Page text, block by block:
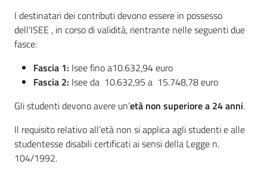
I destinatari dei contributi devono essere in possesso
dell'ISEE , in corso di validità, rientrante nelle seguenti due
fasce:
Fascia 1: Isee fino a10.632,94 euro
Fascia 2: Isee da 10.632,95 a 15.748,78 euro
Gli studenti devono avere un’età non superiore a 24 anni.
Il requisito relativo all’età non si applica agli studenti e alle
studentesse disabili certificati ai sensi della Legge n.
104/1992.